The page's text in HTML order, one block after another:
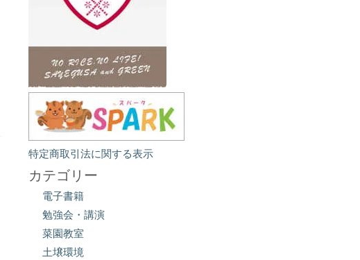
特定商取引法に関する表示
カテゴリー
電子書籍
勉強会・講演
菜園教室
土壌環境